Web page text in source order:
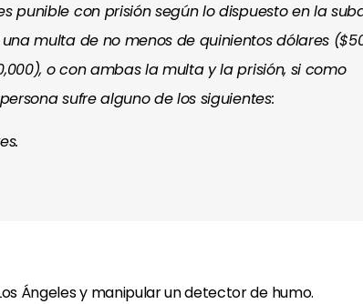
punible con prisión según lo dispuesto en la
una multa de no menos de quinientos dólares
o con ambas la multa y la prisión, si como
sufre alguno de los siguientes:
Ángeles y manipular un detector de humo.